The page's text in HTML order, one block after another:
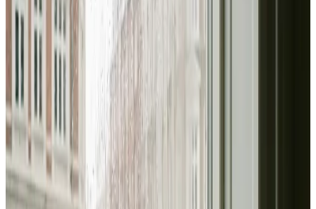
Erhverv, kontor og industri